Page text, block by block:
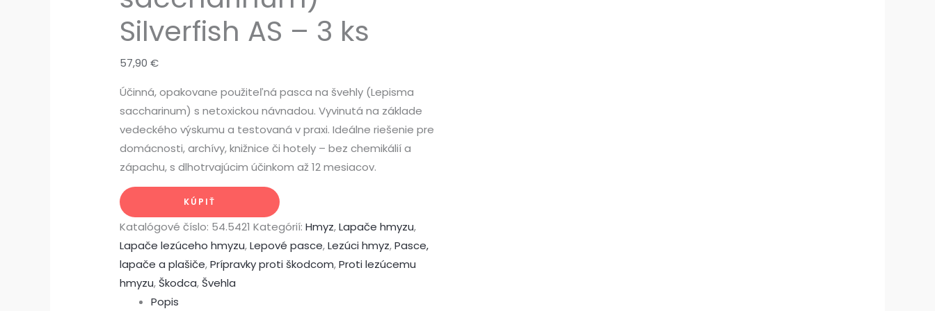
Silverfish AS – 3 ks
57,90€
Účinná, opakovane použiteľná pasca na švehly (Lepisma
saccharinum) s netoxickou návnadou. Vyvinutá na základe
vedeckého výskumu a testovaná v praxi. Ideálne riešenie pre
domácnosti, archívy, knižnice či hotely – bez chemikálií a
zápachu, s dlhotrvajúcim účinkom až 12 mesiacov.
KÚPIŤ
Katalógové číslo: 54.5421 Kategórií:Hmyz,Lapače hmyzu,
Lapače lezúceho hmyzu,Lepové pasce,Lezúci hmyz,Pasce,
lapače a plašiče,Prípravky proti škodcom,Proti lezúcemu
hmyzu, Škodca, Švehla
Popis